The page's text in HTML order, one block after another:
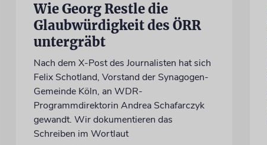
Wie Georg Restle die
Glaubwürdigkeit des ÖRR
untergräbt
Nach dem X-Post des Journalisten hat sich
Felix Schotland, Vorstand der Synagogen-
Gemeinde Köln, an WDR-
Programmdirektorin Andrea Schafarczyk
gewandt. Wir dokumentieren das
Schreiben im Wortlaut